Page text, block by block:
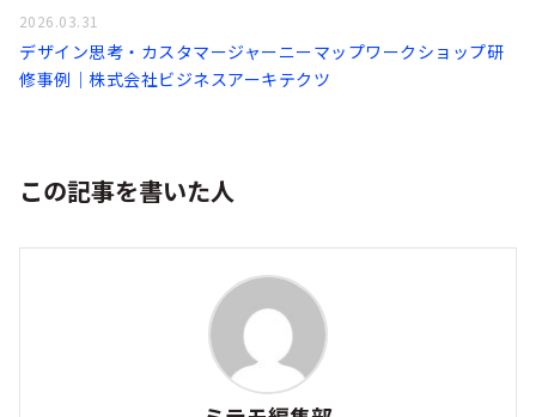
デザイン思考・カスタマージャーニーマップワークショップ研
修事例│株式会社ビジネスアーキテクツ
2026.03.31
この記事を書いた人